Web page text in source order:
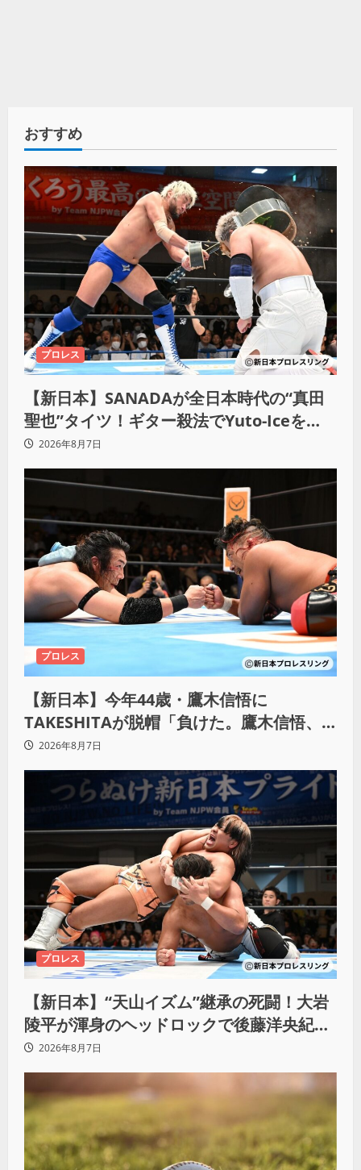
おすすめ
プロレス
【新日本】SANADAが全日本時代の“真田
聖也”タイツ！ギター殺法でYuto-Iceを
KO「俺と闘う時は考えろ。感じるな」
2026年8月7日
プロレス
【新日本】今年44歳・鷹木信悟に
TAKESHITAが脱帽「負けた。鷹木信悟、
強いわ！」
2026年8月7日
プロレス
【新日本】“天山イズム”継承の死闘！大岩
陵平が渾身のヘッドロックで後藤洋央紀か
らタップ奪取 執念の「リベンジ＆4勝目」
2026年8月7日